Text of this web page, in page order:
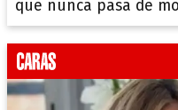
que nunca pasa de